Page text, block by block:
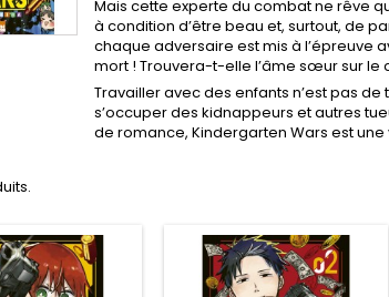
Mais cette experte du combat ne rêve
à condition d’être beau et, surtout, de
chaque adversaire est mis à l’épreuve
mort ! Trouvera-t-elle l’âme sœur sur
Travailler avec des enfants n’est pas
s’occuper des kidnappeurs et autres
de romance, Kindergarten Wars est